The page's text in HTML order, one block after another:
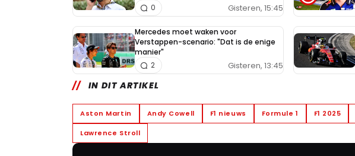
Gisteren, 15:45
0
Mercedes moet waken voor
Verstappen-scenario: "Dat is de enige
manier"
Gisteren, 13:45
2
IN DIT ARTIKEL
Aston Martin Andy Cowell F1 nieuws Formule 1 F1 2025
Lawrence Stroll